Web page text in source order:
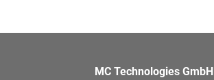
MC Technologies GmbH